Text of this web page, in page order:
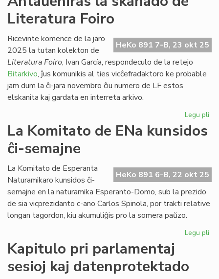
Literatura Foiro
HeKo 891 7-B, 23 okt 25
Ricevinte komence de la jaro
2025 la tutan kolekton de
Literatura Foiro, Ivan García, respondeculo de la retejo
Bitarkivo, ĵus komunikis al ties vicĉefradaktoro ke probable
jam dum la ĉi-jara novembro ĉiu numero de LF estos
elskanita kaj gardata en interreta arkivo.
Legu pli
La Komitato de ENa kunsidos
ĉi-semajne
HeKo 891 6-B, 22 okt 25
La Komitato de Esperanta
Naturamikaro kunsidos ĉi-
semajne en la naturamika Esperanto-Domo, sub la prezido
de sia vicprezidanto c-ano Carlos Spinola, por trakti relative
longan tagordon, kiu akumuliĝis pro la somera paŭzo.
Legu pli
Kapitulo pri parlamentaj
sesioj kaj datenprotektado